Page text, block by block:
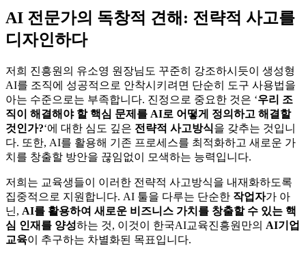
AI 전문가의 독창적 견해: 전략적 사고를
디자인하다
저희 진흥원의 유소영 원장님도 꾸준히 강조하시듯이 생성형
AI를 조직에 성공적으로 안착시키려면 단순히 도구 사용법을
아는 수준으로는 부족합니다. 진정으로 중요한 것은 ‘우리 조
직이 해결해야 할 핵심 문제를 AI로 어떻게 정의하고 해결할
것인가?‘에 대한 심도 깊은 전략적 사고방식을 갖추는 것입니
다. 또한, AI를 활용해 기존 프로세스를 최적화하고 새로운 가
치를 창출할 방안을 끊임없이 모색하는 능력입니다.
저희는 교육생들이 이러한 전략적 사고방식을 내재화하도록
집중적으로 지원합니다. AI 툴을 다루는 단순한 작업자가 아
닌, AI를 활용하여 새로운 비즈니스 가치를 창출할 수 있는 핵
심 인재를 양성하는 것, 이것이 한국AI교육진흥원만의 AI기업
교육이 추구하는 차별화된 목표입니다.